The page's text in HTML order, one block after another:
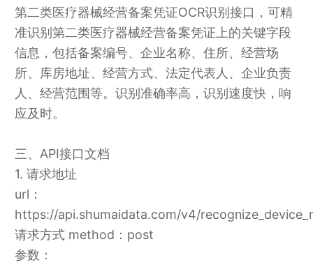
第二类医疗器械经营备案凭证OCR识别接口，可精
准识别第二类医疗器械经营备案凭证上的关键字段
信息，包括备案编号、企业名称、住所、经营场
所、库房地址、经营方式、法定代表人、企业负责
人、经营范围等。识别准确率高，识别速度快，响
应及时。
三、API接口文档
1. 请求地址
url：
https://api.shumaidata.com/v4/
请求方式 method：post
参数：